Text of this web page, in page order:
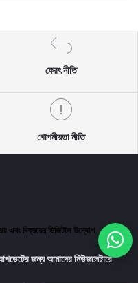
ফেরৎ নীতি
গোপনীয়তা নীতি
এবং বিক্রয়ের ডিজিটাল উদ্যোগ
জন্য আমাদের নিউজলেটারে